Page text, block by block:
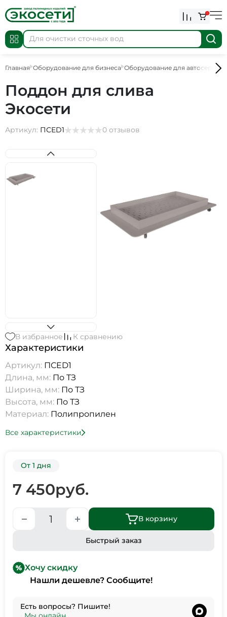
0
Главная Оборудование для бизнеса Оборудование для
Поддон для слива
Экосети
Артикул: ПСED1 0 отзывов
В избранное К сравнению
Характеристики
Артикул: ПСED1
Длина, мм: По ТЗ
Ширина, мм: По ТЗ
Высота, мм: По ТЗ
Материал: Полипропилен
Все характеристики
От 1 дня
7 450руб.
В корзину
Быстрый заказ
Хочу скидку
Нашли дешевле? Сообщите!
Есть вопросы? Пишите!